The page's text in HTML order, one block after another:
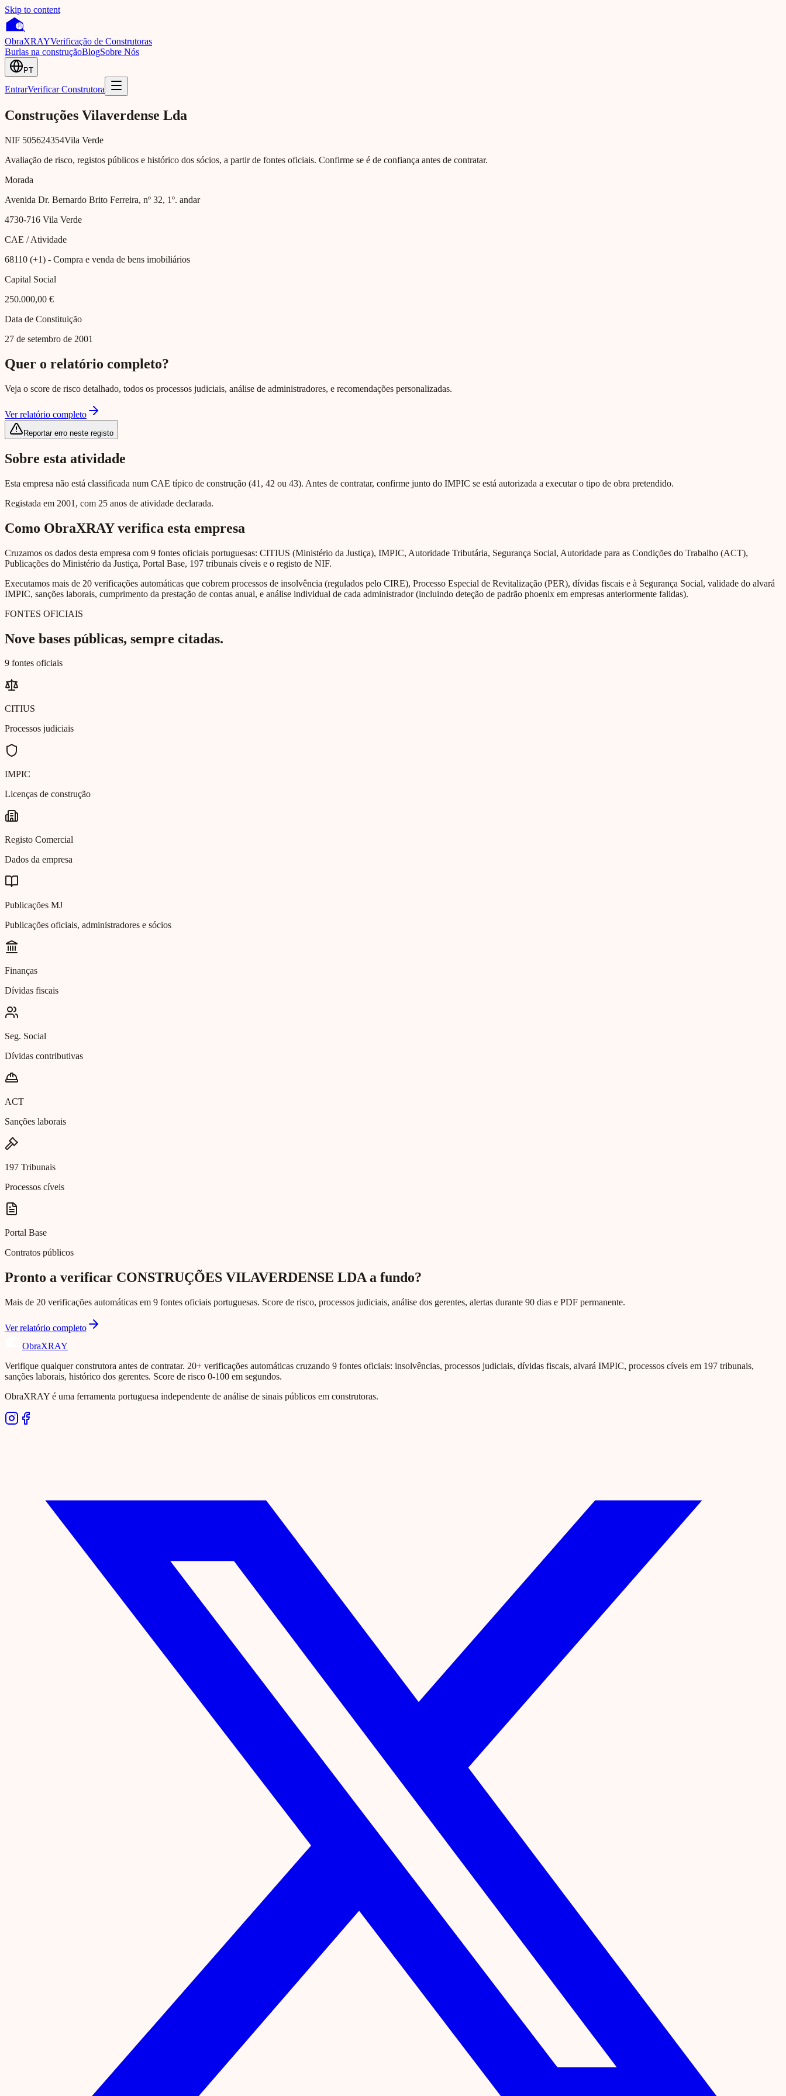
Skip to content
ObraXRAYVerificação de Construtoras
Burlas na construçãoBlogSobre Nós
PT
EntrarVerificar Construtora
Construções Vilaverdense Lda
NIF 505624354Vila Verde
Avaliação de risco, registos públicos e histórico dos sócios, a partir de fontes oficiais. Confirme se é de confiança antes de contratar.
Morada
Avenida Dr. Bernardo Brito Ferreira, nº 32, 1º. andar
4730-716 Vila Verde
CAE / Atividade
68110 (+1) - Compra e venda de bens imobiliários
Capital Social
250.000,00 €
Data de Constituição
27 de setembro de 2001
Quer o relatório completo?
Veja o score de risco detalhado, todos os processos judiciais, análise de administradores, e recomendações personalizadas.
Ver relatório completo
Reportar erro neste registo
Sobre esta atividade
Esta empresa não está classificada num CAE típico de construção (41, 42 ou 43). Antes de contratar, confirme junto do IMPIC se está autorizada a executar o tipo de obra pretendido.
Registada em 2001, com 25 anos de atividade declarada.
Como ObraXRAY verifica esta empresa
Cruzamos os dados desta empresa com 9 fontes oficiais portuguesas: CITIUS (Ministério da Justiça), IMPIC, Autoridade Tributária, Segurança Social, Autoridade para as Condições do Trabalho (ACT),
Publicações do Ministério da Justiça, Portal Base, 197 tribunais cíveis e o registo de NIF.
Executamos mais de 20 verificações automáticas que cobrem processos de insolvência (regulados pelo CIRE), Processo Especial de Revitalização (PER), dívidas fiscais e à Segurança Social, validade do alvará
IMPIC, sanções laborais, cumprimento da prestação de contas anual, e análise individual de cada administrador (incluindo deteção de padrão phoenix em empresas anteriormente falidas).
FONTES OFICIAIS
Nove bases públicas, sempre citadas.
9 fontes oficiais
CITIUS
Processos judiciais
IMPIC
Licenças de construção
Registo Comercial
Dados da empresa
Publicações MJ
Publicações oficiais, administradores e sócios
Finanças
Dívidas fiscais
Seg. Social
Dívidas contributivas
ACT
Sanções laborais
197 Tribunais
Processos cíveis
Portal Base
Contratos públicos
Pronto a verificar CONSTRUÇÕES VILAVERDENSE LDA a fundo?
Mais de 20 verificações automáticas em 9 fontes oficiais portuguesas. Score de risco, processos judiciais, análise dos gerentes, alertas durante 90 dias e PDF permanente.
Ver relatório completo
ObraXRAY
Verifique qualquer construtora antes de contratar. 20+ verificações automáticas cruzando 9 fontes oficiais: insolvências, processos judiciais, dívidas fiscais, alvará IMPIC, processos cíveis em 197 tribunais,
sanções laborais, histórico dos gerentes. Score de risco 0-100 em segundos.
ObraXRAY é uma ferramenta portuguesa independente de análise de sinais públicos em construtoras.